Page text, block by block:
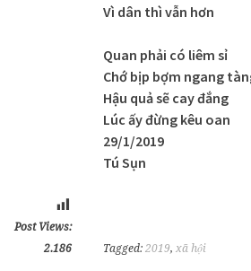
Vì dân thì vẫn hơn
Quan phải có liêm sỉ
Chớ bịp bợm ngang
Hậu quả sẽ cay đắng
Lúc ấy đừng kêu oan
29/1/2019
Tú Sụn
Post Views:
2.186
Tagged: 2019, xã hội